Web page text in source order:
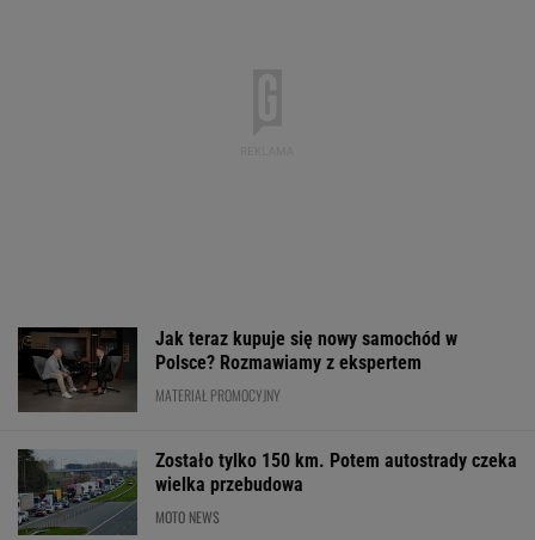
Jak teraz kupuje się nowy samochód w
Polsce? Rozmawiamy z ekspertem
MATERIAŁ PROMOCYJNY
Zostało tylko 150 km. Potem autostrady czeka
wielka przebudowa
MOTO NEWS